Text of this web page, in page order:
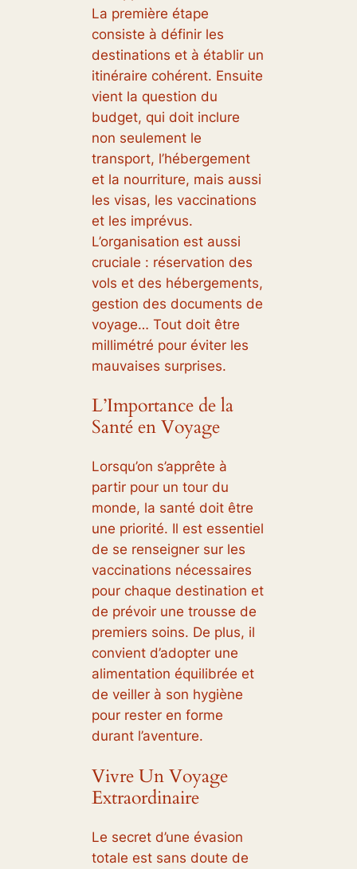
La première étape
consiste à définir les
destinations et à établir un
itinéraire cohérent. Ensuite
vient la question du
budget, qui doit inclure
non seulement le
transport, l’hébergement
et la nourriture, mais aussi
les visas, les vaccinations
et les imprévus.
L’organisation est aussi
cruciale : réservation des
vols et des hébergements,
gestion des documents de
voyage… Tout doit être
millimétré pour éviter les
mauvaises surprises.
L’Importance de la
Santé en Voyage
Lorsqu’on s’apprête à
partir pour un tour du
monde, la santé doit être
une priorité. Il est essentiel
de se renseigner sur les
vaccinations nécessaires
pour chaque destination et
de prévoir une trousse de
premiers soins. De plus, il
convient d’adopter une
alimentation équilibrée et
de veiller à son hygiène
pour rester en forme
durant l’aventure.
Vivre Un Voyage
Extraordinaire
Le secret d’une évasion
totale est sans doute de